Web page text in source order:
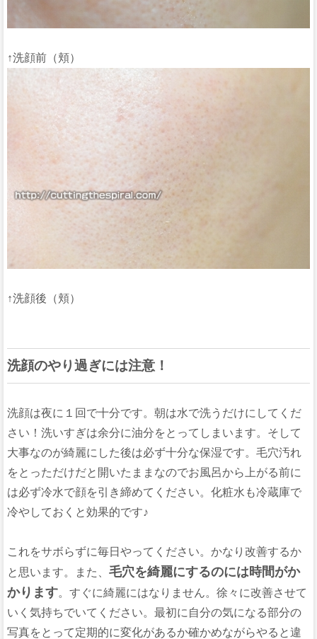
↑洗顔前（頬）
↑洗顔後（頬）
洗顔のやり過ぎには注意！
洗顔は夜に１回で十分です。朝は水で洗うだけにしてくだ
さい！洗いすぎは余分に油分をとってしまいます。そして
大事なのが綺麗にした後は必ず十分な保湿です。毛穴汚れ
をとっただけだと開いたままなのでお風呂から上がる前に
は必ず冷水で顔を引き締めてください。化粧水も冷蔵庫で
冷やしておくと効果的です♪
これをサボらずに毎日やってください。かなり改善するか
と思います。また、 毛穴を綺麗にするのには時間がか
かります。すぐに綺麗にはなりません。徐々に改善させて
いく気持ちでいてください。最初に自分の気になる部分の
写真をとって定期的に変化があるか確かめながらやると違